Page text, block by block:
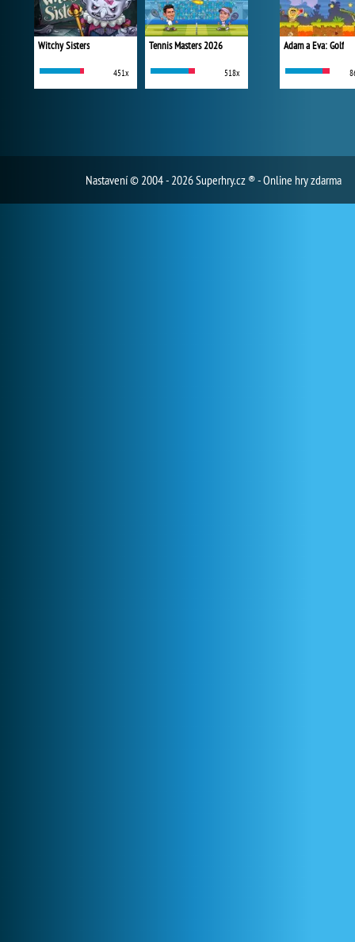
Witchy Sisters
451x
Tennis Masters 2026
518x
Adam a Eva: Golf
Nastavení© 2004 - 2026 Superhry.cz ® - Online hry zdarma